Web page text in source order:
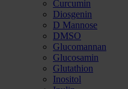
Curcumin
Diosgenin
D Mannose
DMSO
Glucomannan
Glucosamin
Glutathion
Inositol